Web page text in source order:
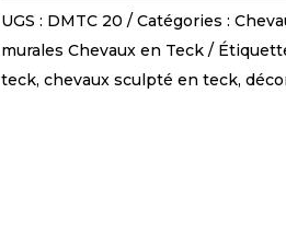
Tête
cheval
UGS : DMTC 20 Catégories :
murales Chevaux en Teck
teck, chevaux sculpté en teck,